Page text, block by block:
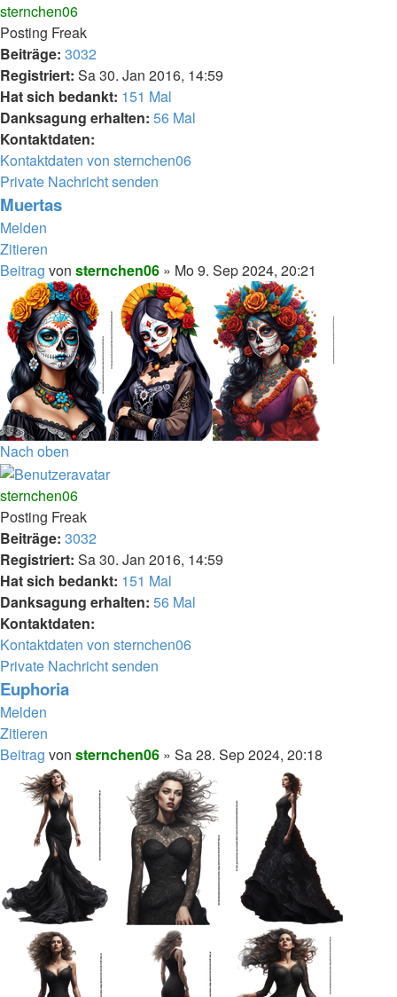
sternchen06
Posting Freak
Beiträge: 3032
Registriert: Sa 30. Jan 2016, 14:59
Hat sich bedankt: 151 Mal
Danksagung erhalten: 56 Mal
Kontaktdaten:
Kontaktdaten von sternchen06
Private Nachricht senden
Muertas
Melden
Zitieren
Beitrag von sternchen06 » Mo 9. Sep 2024, 20:21
Nach oben
sternchen06
Posting Freak
Beiträge: 3032
Registriert: Sa 30. Jan 2016, 14:59
Hat sich bedankt: 151 Mal
Danksagung erhalten: 56 Mal
Kontaktdaten:
Kontaktdaten von sternchen06
Private Nachricht senden
Euphoria
Melden
Zitieren
Beitrag von sternchen06 » Sa 28. Sep 2024, 20:18